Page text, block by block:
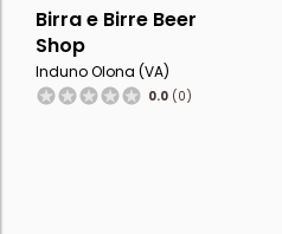
Birra e Birre Beer
Shop
Induno Olona (VA)
0.0 (0)